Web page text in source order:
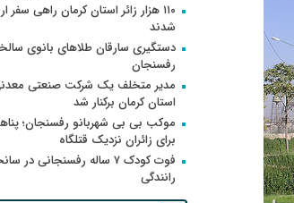
۱۱۰ هزار زائر استان کرمان راهی سفر
شدند
دستگیری سارقان طلاهای بانوی
رفسنجان
مدیر متخلف یک شرکت صنعتی
استان کرمان برکنار شد
موکب بی بی شهربانو رفسنجان؛
برای زائران نزدیک قتلگاه
فوت کودک ۷ ساله رفسنجانی در
رانندگی